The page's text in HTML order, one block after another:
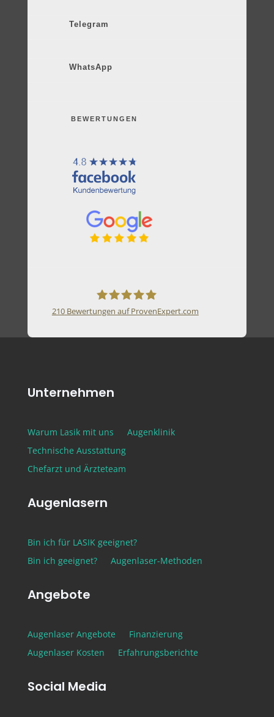
Telegram
WhatsApp
BEWERTUNGEN
210Bewertungen auf ProvenExpert.com
Unternehmen
Warum Lasik mit uns
Augenklinik
Technische Ausstattung
Chefarzt und Ärzteteam
Augenlasern
Bin ich für LASIK geeignet?
Bin ich geeignet?
Augenlaser-Methoden
Angebote
Augenlaser Angebote
Finanzierung
Augenlaser Kosten
Erfahrungsberichte
Social Media